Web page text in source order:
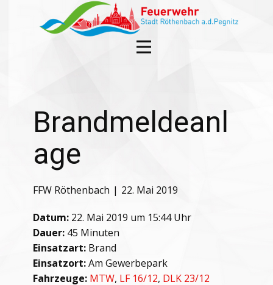
Brandmeldeanl
age
FFW Röthenbach 22. Mai 2019
Datum: 22. Mai 2019 um 15:44 Uhr
Dauer: 45 Minuten
Einsatzart: Brand
Einsatzort:Am Gewerbepark
Fahrzeuge: MTW, LF 16/12, DLK 23/12